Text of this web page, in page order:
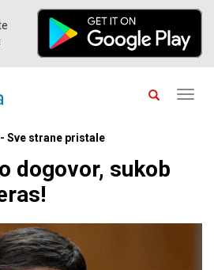
Sve strane pristale
dogovor, sukob